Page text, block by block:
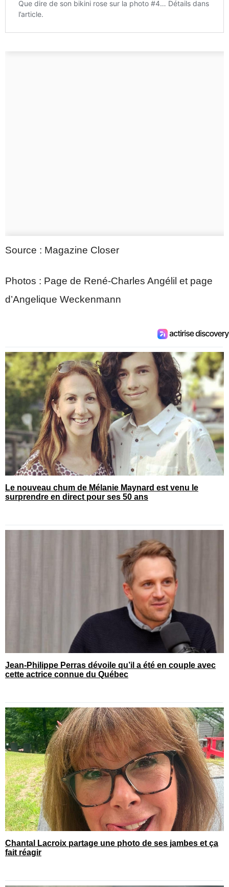
Source : Magazine Closer
Photos : Page de René-Charles Angélil et page
d’Angelique Weckenmann
Le nouveau chum de Mélanie Maynard est venu le
surprendre en direct pour ses 50 ans
Jean-Philippe Perras dévoile qu’il a été en couple avec
cette actrice connue du Québec
Chantal Lacroix partage une photo de ses jambes et ça
fait réagir